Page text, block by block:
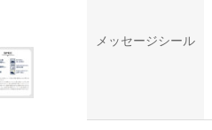
メッセージシール